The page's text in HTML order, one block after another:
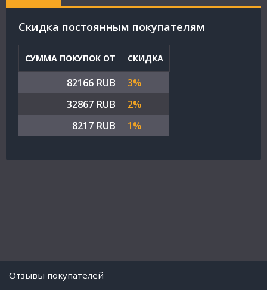
Cкидка постоянным покупателям
СУММА ПОКУПОК ОТ СКИДКА
82166 RUB
3%
32867 RUB
2%
8217 RUB
1%
Отзывы покупателей